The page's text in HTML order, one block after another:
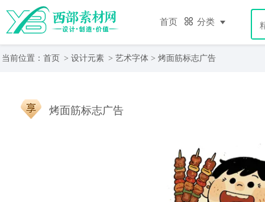
首页 分类
当前位置： 首页 > 设计元素 > 艺术字体 > 烤面筋标志广告
烤面筋标志广告